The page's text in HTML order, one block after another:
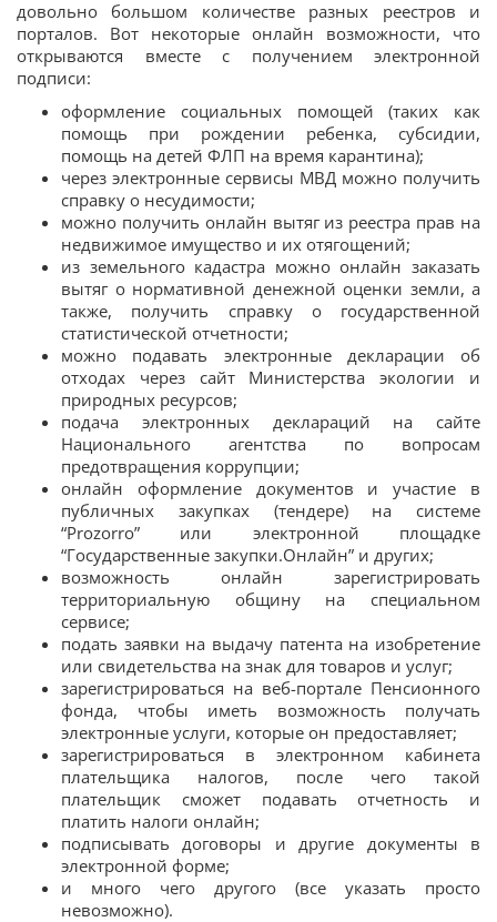
довольно большом количестве разных реестров и
порталов. Вот некоторые онлайн возможности, что
открываются вместе с получением электронной
подписи:
оформление социальных помощей (таких как
помощь при рождении ребенка, субсидии,
помощь на детей ФЛП на время карантина);
через электронные сервисы МВД можно получить
справку о несудимости;
можно получить онлайн вытяг из реестра прав на
недвижимое имущество и их отягощений;
из земельного кадастра можно онлайн заказать
вытяг о нормативной денежной оценки земли, а
также, получить справку о государственной
статистической отчетности;
можно подавать электронные декларации об
отходах через сайт Министерства экологии и
природных ресурсов;
подача электронных деклараций на сайте
Национального агентства по вопросам
предотвращения коррупции;
онлайн оформление документов и участие в
публичных закупках (тендере) на системе
“Prozorro” или электронной площадке
“Государственные закупки.Онлайн” и других;
возможность онлайн зарегистрировать
территориальную общину на специальном
сервисе;
подать заявки на выдачу патента на изобретение
или свидетельства на знак для товаров и услуг;
зарегистрироваться на веб-портале Пенсионного
фонда, чтобы иметь возможность получать
электронные услуги, которые он предоставляет;
зарегистрироваться в электронном кабинета
плательщика налогов, после чего такой
плательщик сможет подавать отчетность и
платить налоги онлайн;
подписывать договоры и другие документы в
электронной форме;
и много чего другого (все указать просто
невозможно).